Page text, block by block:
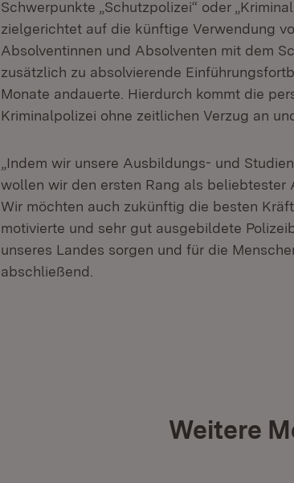
Schwerpunkte „Schutzpolizei“ oder
zielgerichtet auf die künftige Verwendung
Absolventinnen und Absolventen mit dem
zusätzlich zu absolvierende
Monate andauerte. Hierdurch kommt die
Kriminalpolizei ohne zeitlichen Verzug an
„Indem wir unsere Ausbildungs- und
wollen wir den ersten Rang als beliebtester
Wir möchten auch zukünftig die besten
motivierte und sehr gut ausgebildete
unseres Landes sorgen und für die
abschließend.
Weitere